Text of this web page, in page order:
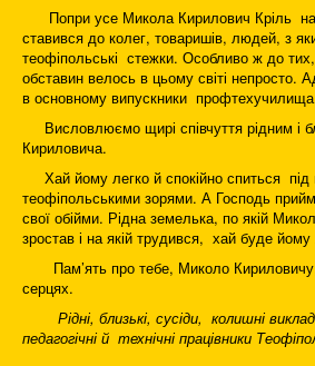
Попри усе Микола Кирилович Кріль
ставився до колег, товаришів, людей, з
теофіпольські стежки. Особливо ж до
обставин велось в цьому світі непросто.
в основному випускники
Висловлюємо щирі співчуття рідним і
Кириловича.
Хай йому легко й спокійно спиться під
теофіпольськими зорями. А Господь
свої обійми. Рідна земелька, по якій
зростав і на якій трудився, хай буде
Пам’ять про тебе, Миколо
серцях.
Рідні, близькі, сусіди, колишні
педагогічні й технічні працівники